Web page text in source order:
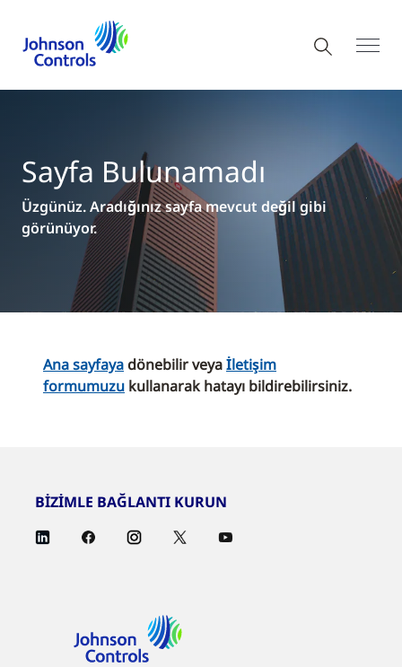
Sayfa Bulunamadı
Üzgünüz. Aradığınız sayfa mevcut değil gibi
görünüyor.
Ana sayfayadönebilir veyaİletişim
formumuzu kullanarak hatayı bildirebilirsiniz.
BİZİMLE BAĞLANTI KURUN